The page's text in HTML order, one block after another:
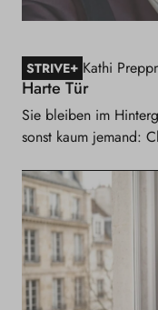
STRIVE+ Kathi
Harte Tür
Sie bleiben im
sonst kaum jemand: